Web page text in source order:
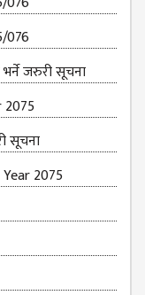
076
भर्ने जरुरी सूचना
2075
सूचना
2075